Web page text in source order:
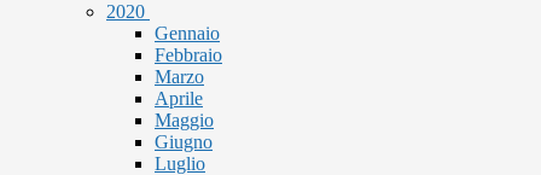
2020
Gennaio
Febbraio
Marzo
Aprile
Maggio
Giugno
Luglio